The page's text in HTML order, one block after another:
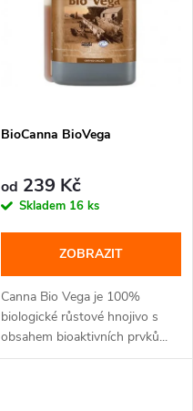
BioCanna BioVega
od 239 Kč
Skladem 16 ks
ZOBRAZIT
Canna Bio Vega je 100%
biologické růstové hnojivo s
obsahem bioaktivních prvků...